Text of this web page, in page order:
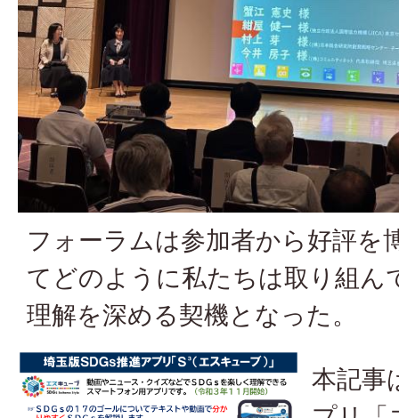
フォーラムは参加者から好評を
てどのように私たちは取り組ん
理解を深める契機となった。
本記事